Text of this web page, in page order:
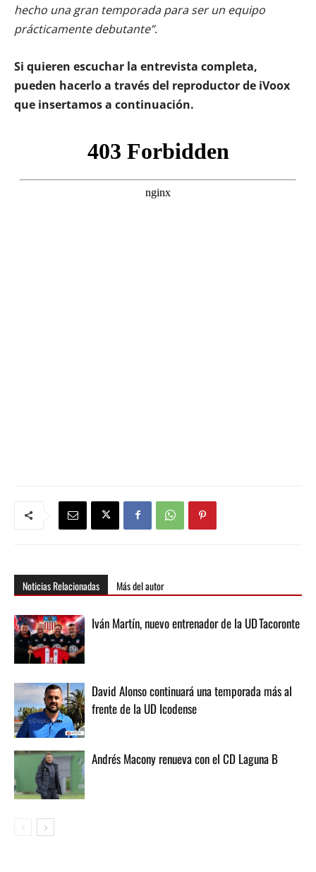
hecho una gran temporada para ser un equipo
prácticamente debutante”.
Si quieren escuchar la entrevista completa,
pueden hacerlo a través del reproductor de iVoox
que insertamos a continuación.
Noticias Relacionadas Más del autor
Iván Martín, nuevo entrenador de la UD Tacoronte
David Alonso continuará una temporada más al
frente de la UD Icodense
Andrés Macony renueva con el CD Laguna B